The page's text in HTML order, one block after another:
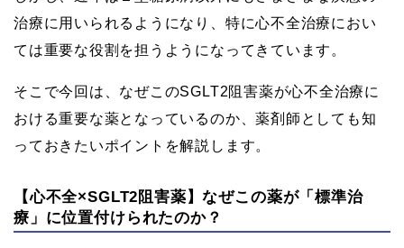
治療に用いられるようになり、特に心不全治療におい
ては重要な役割を担うようになってきています。
そこで今回は、なぜこのSGLT2阻害薬が心不全治療に
おける重要な薬となっているのか、薬剤師としても知
っておきたいポイントを解説します。
【心不全×SGLT2阻害薬】なぜこの薬が「標準治
療」に位置付けられたのか？